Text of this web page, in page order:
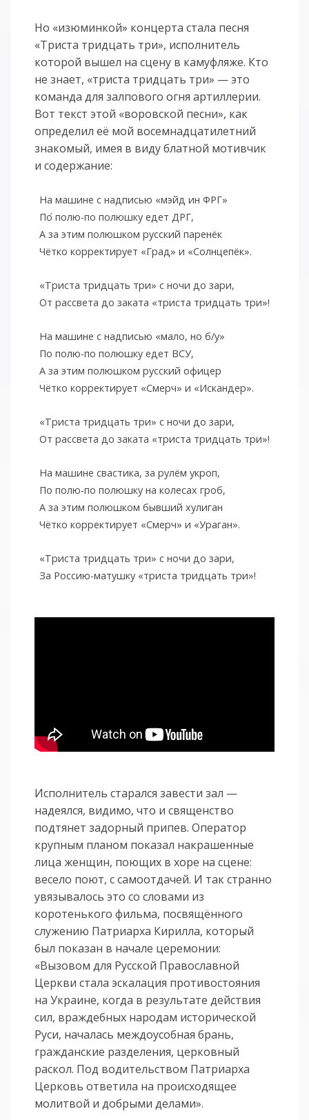
Но «изюминкой» концерта стала песня
«Триста тридцать три», исполнитель
которой вышел на сцену в камуфляже. Кто
не знает, «триста тридцать три» — это
команда для залпового огня артиллерии.
Вот текст этой «воровской песни», как
определил её мой восемнадцатилетний
знакомый, имея в виду блатной мотивчик
и содержание:
На машине с надписью «мэйд ин ФРГ»
По полю-по полюшку едет ДРГ,
А за этим полюшком русский паренёк
Чётко корректирует «Град» и «Солнцепёк».
«Триста тридцать три» с ночи до зари,
От рассвета до заката «триста тридцать три»!
На машине с надписью «мало, но б/у»
По полю-по полюшку едет ВСУ,
А за этим полюшком русский офицер
Чётко корректирует «Смерч» и «Искандер».
«Триста тридцать три» с ночи до зари,
От рассвета до заката «триста тридцать три»!
На машине свастика, за рулём укроп,
По полю-по полюшку на колесах гроб,
А за этим полюшком бывший хулиган
Чётко корректирует «Смерч» и «Ураган».
«Триста тридцать три» с ночи до зари,
За Россию-матушку «триста тридцать три»!
Исполнитель старался завести зал —
надеялся, видимо, что и священство
подтянет задорный припев. Оператор
крупным планом показал накрашенные
лица женщин, поющих в хоре на сцене:
весело поют, с самоотдачей. И так странно
увязывалось это со словами из
коротенького фильма, посвящённого
служению Патриарха Кирилла, который
был показан в начале церемонии:
«Вызовом для Русской Православной
Церкви стала эскалация противостояния
на Украине, когда в результате действия
сил, враждебных народам исторической
Руси, началась междоусобная брань,
гражданские разделения, церковный
раскол. Под водительством Патриарха
Церковь ответила на происходящее
молитвой и добрыми делами».